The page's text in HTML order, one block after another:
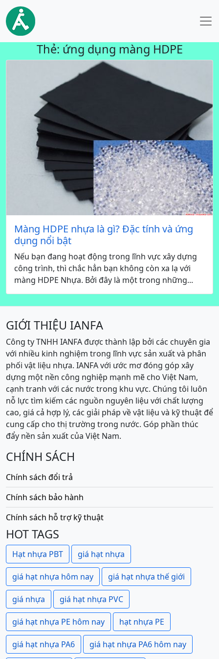
Thẻ: ứng dụng màng HDPE
Màng HDPE nhựa là gì? Đặc tính và ứng
dụng nổi bật
Nếu bạn đang hoạt động trong lĩnh vực xây dựng
công trình, thì chắc hẳn bạn không còn xa lạ với
màng HDPE Nhựa. Bởi đây là một trong những...
GIỚI THIỆU IANFA
Công ty TNHH IANFA được thành lập bởi các chuyên gia
với nhiều kinh nghiệm trong lĩnh vực sản xuất và phân
phối vật liệu nhựa. IANFA với ước mơ đóng góp xây
dựng một nền công nghiệp mạnh mẽ cho Việt Nam,
cạnh tranh với các nước trong khu vực. Chúng tôi luôn
nỗ lực tìm kiếm các nguồn nguyên liệu với chất lượng
cao, giá cả hợp lý, các giải pháp về vật liệu và kỹ thuật để
cung cấp cho thị trường trong nước. Góp phần thúc
đẩy nền sản xuất của Việt Nam.
CHÍNH SÁCH
Chính sách đổi trả
Chính sách bảo hành
Chính sách hỗ trợ kỹ thuật
HOT TAGS
Hạt nhựa PBT giá hạt nhựa
giá hạt nhựa hôm nay giá hạt nhựa thế giới
giá nhựa giá hạt nhựa PVC
giá hạt nhựa PE hôm nay hạt nhựa PE
giá hạt nhựa PA6 giá hạt nhựa PA6 hôm nay